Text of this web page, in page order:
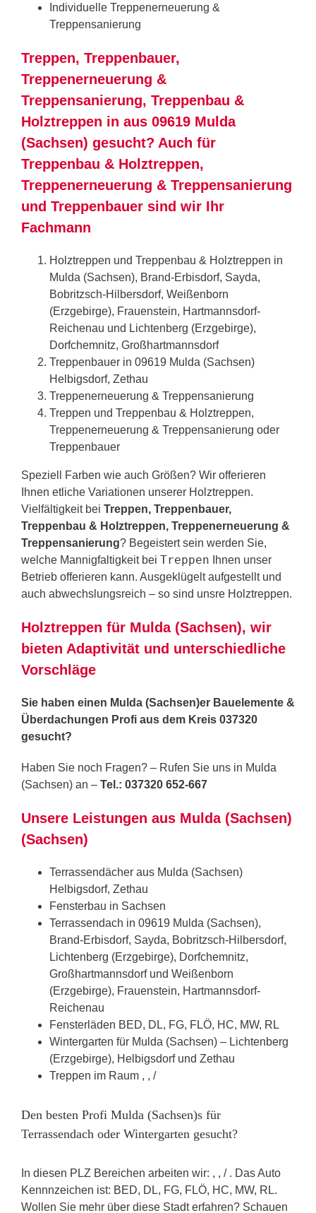
Individuelle Treppenerneuerung &
Treppensanierung
Treppen, Treppenbauer,
Treppenerneuerung &
Treppensanierung, Treppenbau &
Holztreppen in aus 09619 Mulda
(Sachsen) gesucht? Auch für
Treppenbau & Holztreppen,
Treppenerneuerung & Treppensanierung
und Treppenbauer sind wir Ihr
Fachmann
Holztreppen und Treppenbau & Holztreppen in
Mulda (Sachsen), Brand-Erbisdorf, Sayda,
Bobritzsch-Hilbersdorf, Weißenborn
(Erzgebirge), Frauenstein, Hartmannsdorf-
Reichenau und Lichtenberg (Erzgebirge),
Dorfchemnitz, Großhartmannsdorf
Treppenbauer in 09619 Mulda (Sachsen)
Helbigsdorf, Zethau
Treppenerneuerung & Treppensanierung
Treppen und Treppenbau & Holztreppen,
Treppenerneuerung & Treppensanierung oder
Treppenbauer
Speziell Farben wie auch Größen? Wir offerieren
Ihnen etliche Variationen unserer Holztreppen.
Vielfältigkeit bei Treppen, Treppenbauer,
Treppenbau & Holztreppen, Treppenerneuerung &
Treppensanierung? Begeistert sein werden Sie,
welche Mannigfaltigkeit bei Treppen Ihnen unser
Betrieb offerieren kann. Ausgeklügelt aufgestellt und
auch abwechslungsreich – so sind unsre Holztreppen.
Holztreppen für Mulda (Sachsen), wir
bieten Adaptivität und unterschiedliche
Vorschläge
Sie haben einen Mulda (Sachsen)er Bauelemente &
Überdachungen Profi aus dem Kreis 037320
gesucht?
Haben Sie noch Fragen? – Rufen Sie uns in Mulda
(Sachsen) an – Tel.: 037320 652-667
Unsere Leistungen aus Mulda (Sachsen)
(Sachsen)
Terrassendächer aus Mulda (Sachsen)
Helbigsdorf, Zethau
Fensterbau in Sachsen
Terrassendach in 09619 Mulda (Sachsen),
Brand-Erbisdorf, Sayda, Bobritzsch-Hilbersdorf,
Lichtenberg (Erzgebirge), Dorfchemnitz,
Großhartmannsdorf und Weißenborn
(Erzgebirge), Frauenstein, Hartmannsdorf-
Reichenau
Fensterläden BED, DL, FG, FLÖ, HC, MW, RL
Wintergarten für Mulda (Sachsen) – Lichtenberg
(Erzgebirge), Helbigsdorf und Zethau
Treppen im Raum , , /
Den besten Profi Mulda (Sachsen)s für
Terrassendach oder Wintergarten gesucht?
In diesen PLZ Bereichen arbeiten wir: , , / . Das Auto
Kennnzeichen ist: BED, DL, FG, FLÖ, HC, MW, RL.
Wollen Sie mehr über diese Stadt erfahren? Schauen